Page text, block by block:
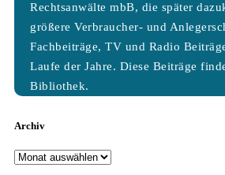
Rechtsanwälte mbB, die später
größere Verbraucher- und
Fachbeiträge, TV und Radio
Laufe der Jahre. Diese Beiträge
Bibliothek.
Archiv
Archiv